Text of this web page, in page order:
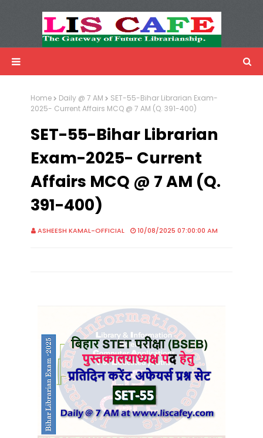
Advertisemnet
Home Daily @ 7 AM
SET-55-Bihar Librarian Exam-
2025- Current Affairs MCQ @ 7 AM (Q. 391-400)
SET-55-Bihar Librarian
Exam-2025- Current
Affairs MCQ @ 7 AM (Q.
391-400)
ASHEESH KAMAL-OFFICIAL 10/08/2025 07:00:00 AM